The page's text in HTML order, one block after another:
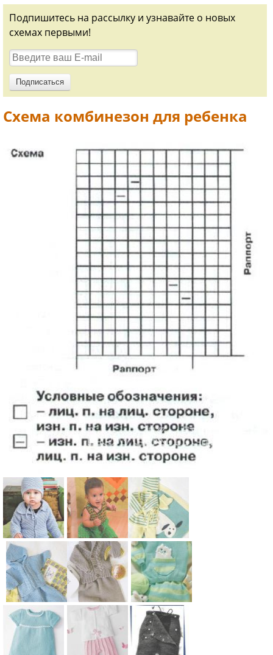
Подпишитесь на рассылку и узнавайте о новых
схемах первыми!
Схема комбинезон для ребенка
Схема:
кофта с
воротничко
м,
полукомбин
езон и
шапочка
Схема:
детский
комбинезон
"кузнечик"
для детей
Схема:
комплект из
кофточки,
штанишек,
пинеток,
шапочки и
пледа с
Схема:
костюм из
Схема:
жакет с
Схема:
полосатый